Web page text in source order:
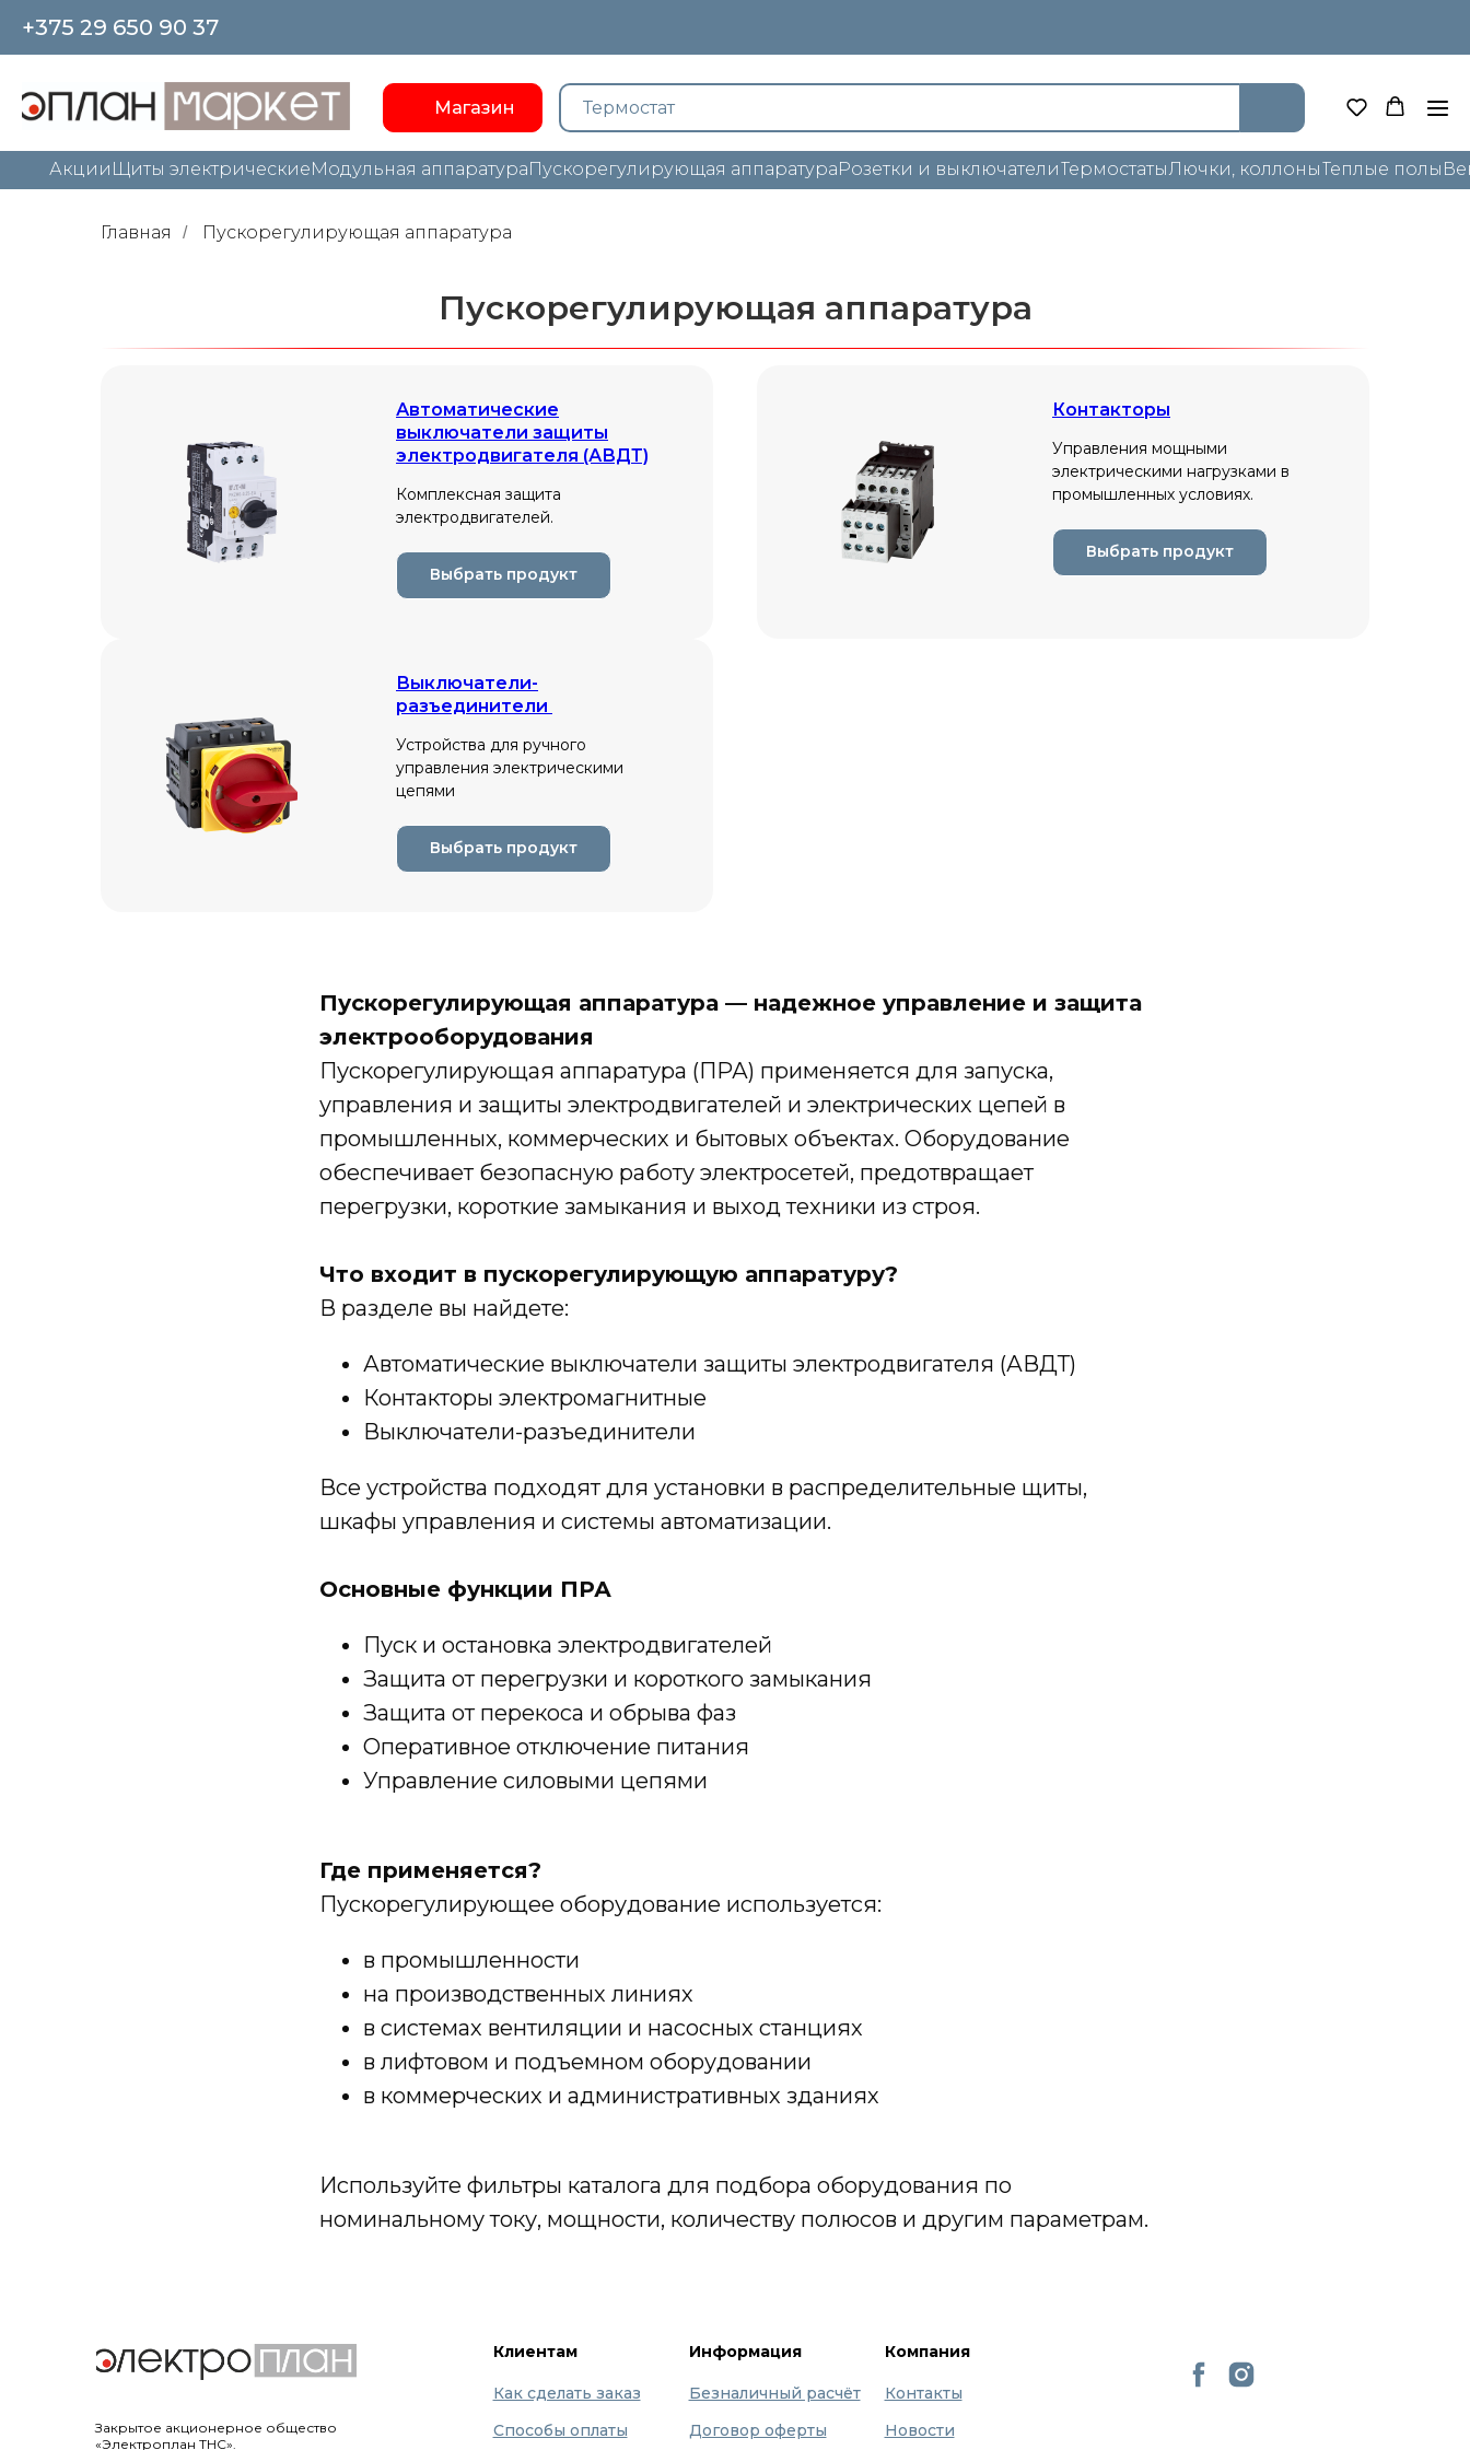
+375 29 650 90 37
Магазин
Акции Щиты электрическиеМодульная аппаратураПускорегулирующая аппаратураРозетки и выключателиТермостатыЛючки, коллоныТеплые полы
Главная / Пускорегулирующая аппаратура
Пускорегулирующая аппаратура
Автоматические
вы ключатели защиты
электродвигателя (АВДТ)
Комплексная защита
электродвигателей.
Выбрать продукт
Контакторы
Управления мощными
электрическими нагрузками в
промышленных условиях.
Выбрать продукт
Выключатели-
разъединители
Устройства для ручного
управления электрическими
цепями
Выбрать продукт
Пускорегулирующая аппаратура — надежное управление и защита
электрооборудования
Пускорегулирующая аппаратура (ПРА) применяется для запуска,
управления и защиты электродвигателей и электрических цепей в
промышленных, коммерческих и бытовых объектах. Оборудование
обеспечивает безопасную работу электросетей, предотвращает
перегрузки, короткие замыкания и выход техники из строя.
Что входит в пускорегулирующую аппаратуру?
В разделе вы найдете:
Автоматические выключатели защиты электродвигателя (АВДТ)
Контакторы электромагнитные
Выключатели-разъединители
Все устройства подходят для установки в распределительные щиты,
шкафы управления и системы автоматизации.
Основные функции ПРА
Пуск и остановка электродвигателей
Защита от перегрузки и короткого замыкания
Защита от перекоса и обрыва фаз
Оперативное отключение питания
Управление силовыми цепями
Где применяется?
Пускорегулирующее оборудование используется:
в промышленности
на производственных линиях
в системах вентиляции и насосных станциях
в лифтовом и подъемном оборудовании
в коммерческих и административных зданиях
Используйте фильтры каталога для подбора оборудования по
номинальному току, мощности, количеству полюсов и другим параметрам.
Закрытое акционерное общество
«Электроплан ТНС».
Клиентам
Как сделать заказ
Способы оплаты
Информация
Безналичный расчёт
Договор оферты
Компания
Контакты
Новости